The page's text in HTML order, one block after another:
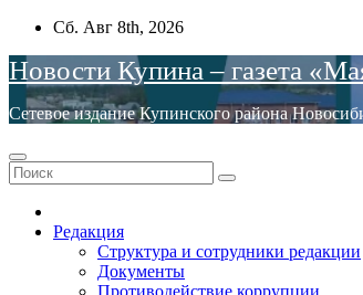
Перейти
содержимому
Сб. Авг 8th, 2026
Новости Купина – газета
Сетевое издание Купинского района
Редакция
Структура и сотрудники редакции
Документы
Противодействие коррупции